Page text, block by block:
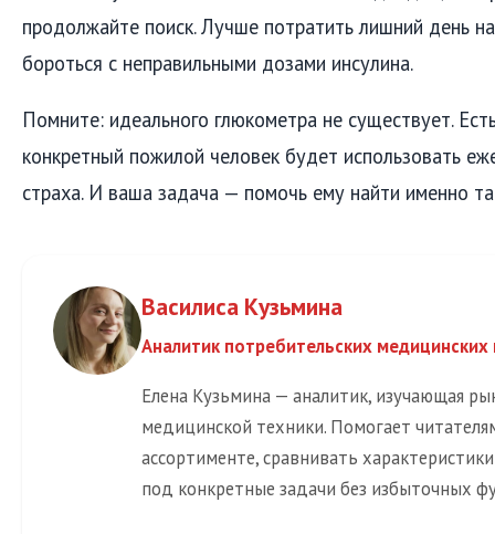
продолжайте поиск. Лучше потратить лишний день
бороться с неправильными дозами инсулина.
Помните: идеального глюкометра не существует.
конкретный пожилой человек будет использовать
страха. И ваша задача — помочь ему найти именно
Василиса Кузьмина
Аналитик потребительских
Елена Кузьмина — аналитик, изучающая
медицинской техники. Помогает
ассортименте, сравнивать
под конкретные задачи без избыточных